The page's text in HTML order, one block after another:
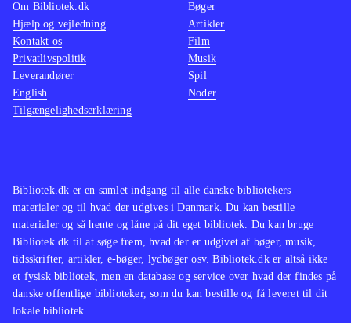
Bibliotek.dk er en samlet indgang til alle danske bibliotekers
materialer og til hvad der udgives i Danmark. Du kan bestille
materialer og så hente og låne på dit eget bibliotek. Du kan bruge
Bibliotek.dk til at søge frem, hvad der er udgivet af bøger, musik,
tidsskrifter, artikler, e-bøger, lydbøger osv. Bibliotek.dk er altså ikke
et fysisk bibliotek, men en database og service over hvad der findes på
danske offentlige biblioteker, som du kan bestille og få leveret til dit
lokale bibliotek.
Om Bibliotek.dk
Hjælp og vejledning
Kontakt os
Privatlivspolitik
Leverandører
English
Tilgængelighedserklæring
Bøger
Artikler
Film
Musik
Spil
Noder